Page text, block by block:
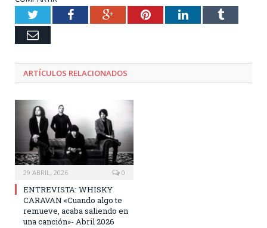
TwitterFacebookGoogle+PinterestLinkedInTumblr
Email
ARTÍCULOS RELACIONADOS
29 ABRIL, 2026 0
ENTREVISTA: WHISKY
CARAVAN «Cuando algo te
remueve, acaba saliendo en
una canción»- Abril 2026